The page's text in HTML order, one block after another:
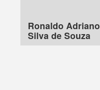
Ronaldo Adriano
Silva de Souza